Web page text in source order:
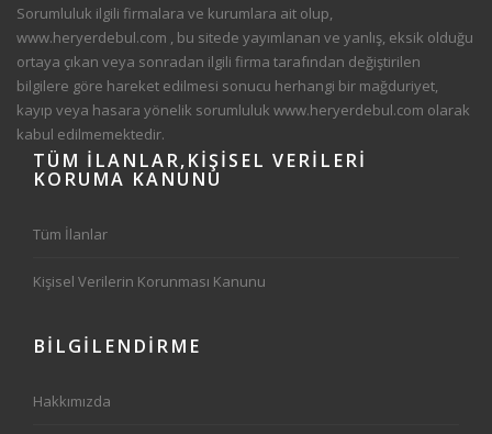
Sorumluluk ilgili firmalara ve kurumlara ait olup,
www.heryerdebul.com , bu sitede yayımlanan ve yanlış, eksik olduğu
ortaya çıkan veya sonradan ilgili firma tarafından değiştirilen
bilgilere göre hareket edilmesi sonucu herhangi bir mağduriyet,
kayıp veya hasara yönelik sorumluluk www.heryerdebul.com olarak
kabul edilmemektedir.
TÜM İLANLAR,KIŞISEL VERILERI
KORUMA KANUNU
Tüm İlanlar
Kişisel Verilerin Korunması Kanunu
BİLGİLENDİRME
Hakkımızda